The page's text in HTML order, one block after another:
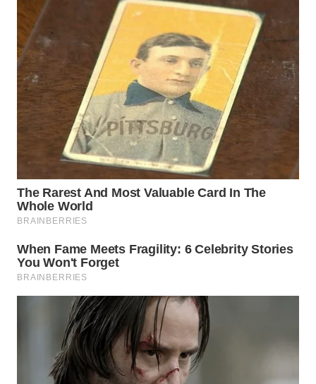
INDRAMAYU
WN
KUNINGAN
WN
MAJALENGKA
WN
SUBANG
SUKABUMI
PURWAKARTA
PRIANGAN
TIMUR